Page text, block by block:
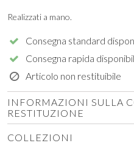
Realizzati a mano.
Consegna standard
Consegna rapida
Articolo non restituibile
INFORMAZIONI SULLA
RESTITUZIONE
COLLEZIONI